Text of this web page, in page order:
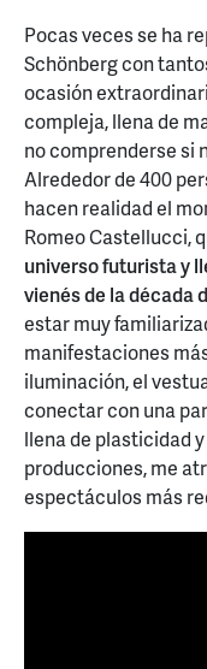
Pocas veces se ha
Schönberg con
ocasión
compleja, llena de
no comprenderse si
Alrededor de 400
hacen realidad el
Romeo Castellucci,
universo futurista y
vienés de la década
estar muy
manifestaciones
iluminación, el
conectar con una
llena de plasticidad
producciones, me
espectáculos más